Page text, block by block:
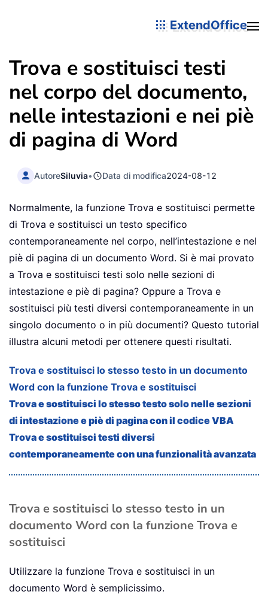
ExtendOffice
Trova e sostituisci testi
nel corpo del documento,
nelle intestazioni e nei piè
di pagina di Word
AutoreSiluvia• Data di modifica2024-08-12
Normalmente, la funzione Trova e sostituisci permette
di Trova e sostituisci un testo specifico
contemporaneamente nel corpo, nell’intestazione e nel
piè di pagina di un documento Word. Si è mai provato
a Trova e sostituisci testi solo nelle sezioni di
intestazione e piè di pagina? Oppure a Trova e
sostituisci più testi diversi contemporaneamente in un
singolo documento o in più documenti? Questo tutorial
illustra alcuni metodi per ottenere questi risultati.
Trova e sostituisci lo stesso testo in un documento
Word con la funzione Trova e sostituisci
Trova e sostituisci lo stesso testo solo nelle sezioni
di intestazione e piè di pagina con il codice VBA
Trova e sostituisci testi diversi
contemporaneamente con una funzionalità avanzata
Trova e sostituisci lo stesso testo in un
documento Word con la funzione Trova e
sostituisci
Utilizzare la funzione Trova e sostituisci in un
documento Word è semplicissimo.